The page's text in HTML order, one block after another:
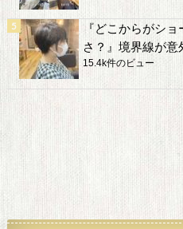
『どこからがシ
さ？』境界線が意
15.4k件のビュー